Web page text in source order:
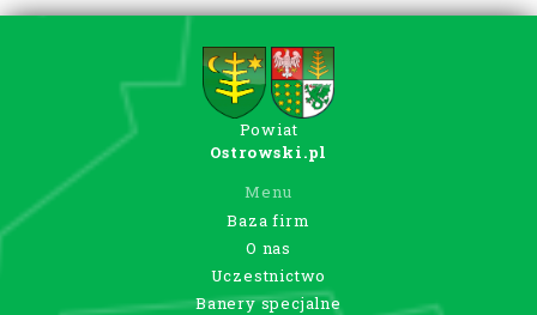
Powiat
Ostrowski.pl
Menu
Baza firm
O nas
Uczestnictwo
Banery specjalne